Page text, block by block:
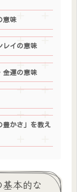
意味
レイの意味
金運の意味
豊かさ」を教え
本的な